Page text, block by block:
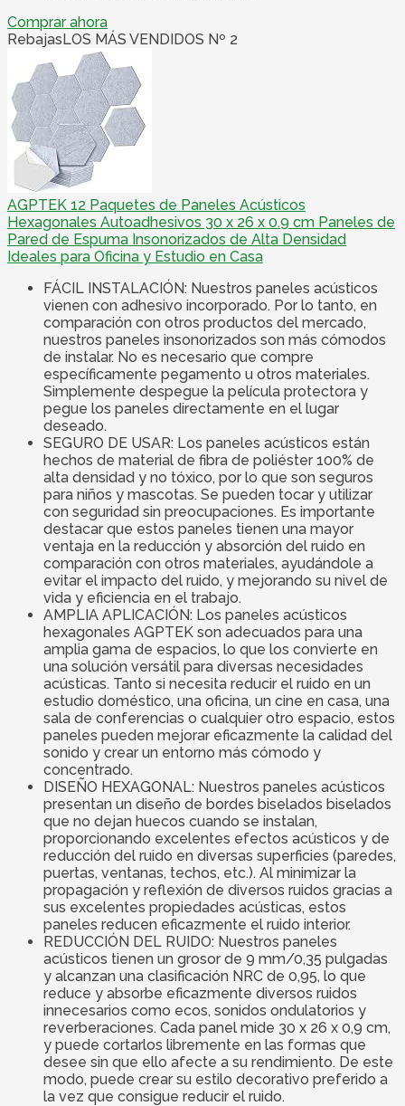
Comprar ahora
RebajasLOS MÁS VENDIDOS Nº 2
AGPTEK 12 Paquetes de Paneles Acústicos
Hexagonales Autoadhesivos 30 x 26 x 0.9 cm Paneles de
Pared de Espuma Insonorizados de Alta Densidad
Ideales para Oficina y Estudio en Casa
FÁCIL INSTALACIÓN: Nuestros paneles acústicos
vienen con adhesivo incorporado. Por lo tanto, en
comparación con otros productos del mercado,
nuestros paneles insonorizados son más cómodos
de instalar. No es necesario que compre
específicamente pegamento u otros materiales.
Simplemente despegue la película protectora y
pegue los paneles directamente en el lugar
deseado.
SEGURO DE USAR: Los paneles acústicos están
hechos de material de fibra de poliéster 100% de
alta densidad y no tóxico, por lo que son seguros
para niños y mascotas. Se pueden tocar y utilizar
con seguridad sin preocupaciones. Es importante
destacar que estos paneles tienen una mayor
ventaja en la reducción y absorción del ruido en
comparación con otros materiales, ayudándole a
evitar el impacto del ruido, y mejorando su nivel de
vida y eficiencia en el trabajo.
AMPLIA APLICACIÓN: Los paneles acústicos
hexagonales AGPTEK son adecuados para una
amplia gama de espacios, lo que los convierte en
una solución versátil para diversas necesidades
acústicas. Tanto si necesita reducir el ruido en un
estudio doméstico, una oficina, un cine en casa, una
sala de conferencias o cualquier otro espacio, estos
paneles pueden mejorar eficazmente la calidad del
sonido y crear un entorno más cómodo y
concentrado.
DISEÑO HEXAGONAL: Nuestros paneles acústicos
presentan un diseño de bordes biselados biselados
que no dejan huecos cuando se instalan,
proporcionando excelentes efectos acústicos y de
reducción del ruido en diversas superficies (paredes,
puertas, ventanas, techos, etc.). Al minimizar la
propagación y reflexión de diversos ruidos gracias a
sus excelentes propiedades acústicas, estos
paneles reducen eficazmente el ruido interior.
REDUCCIÓN DEL RUIDO: Nuestros paneles
acústicos tienen un grosor de 9 mm/0,35 pulgadas
y alcanzan una clasificación NRC de 0,95, lo que
reduce y absorbe eficazmente diversos ruidos
innecesarios como ecos, sonidos ondulatorios y
reverberaciones. Cada panel mide 30 x 26 x 0,9 cm,
y puede cortarlos libremente en las formas que
desee sin que ello afecte a su rendimiento. De este
modo, puede crear su estilo decorativo preferido a
la vez que consigue reducir el ruido.